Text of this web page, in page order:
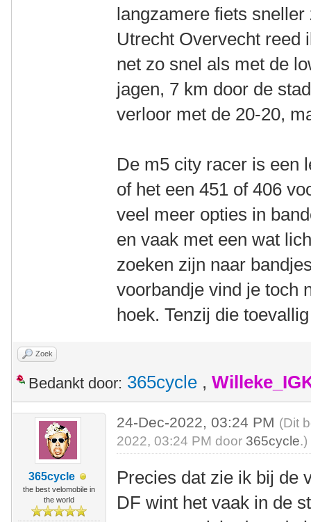
langzamere fiets
Utrecht Overvecht reed
net zo snel als met de
jagen, 7 km door de
verloor met de 20-20,
De m5 city racer is een
of het een 451 of 406
veel meer opties in
en vaak met een wat
zoeken zijn naar
voorbandje vind je toch
hoek. Tenzij die
Zoek
Bedankt door: 365cycle ,
365cycle
the best velomobile in
the world
24-Dec-2022, 03:24 PM (Dit
2022, 03:24 PM door 365cycle.)
Precies dat zie ik bij de
DF wint het vaak in de